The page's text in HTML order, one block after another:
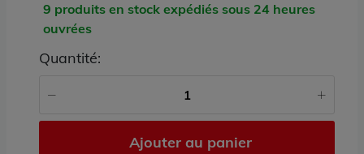
9 produits en stock expédiés sous 24 heures
ouvrées
Quantité:
Ajouter au panier